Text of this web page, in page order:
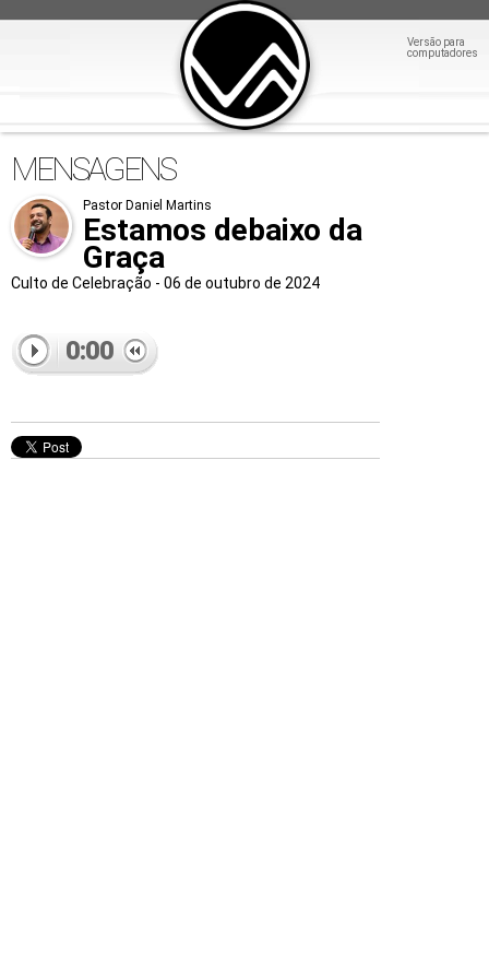
Versão para
computadores
MENSAGENS
Pastor Daniel Martins
Estamos debaixo da
Graça
Culto de Celebração - 06 de outubro de 2024
0:00